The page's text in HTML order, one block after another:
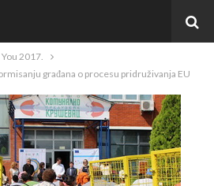
You 2017.
građana o procesu pridruživanja EU